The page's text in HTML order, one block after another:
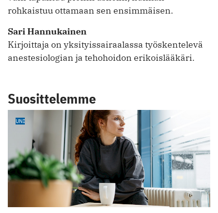
rohkaistuu ottamaan sen ensimmäisen.
Sari Hannukainen
Kirjoittaja on yksityissairaalassa työskentelevä
anestesiologian ja tehohoidon erikoislääkäri.
Suosittelemme
UNI